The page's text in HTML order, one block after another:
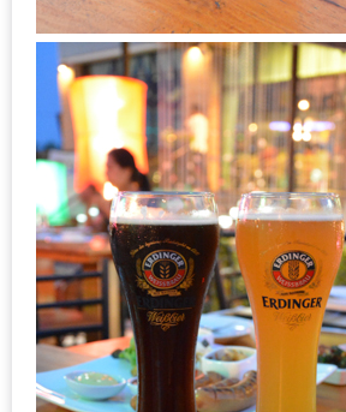
ใส
ปิ๊
งด้วย
HUAWEI
G7
PLUS
สมา
ร์ท
โฟน
ที่
เอาใจ